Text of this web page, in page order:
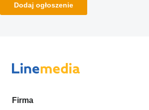
Dodaj ogłoszenie
Firma